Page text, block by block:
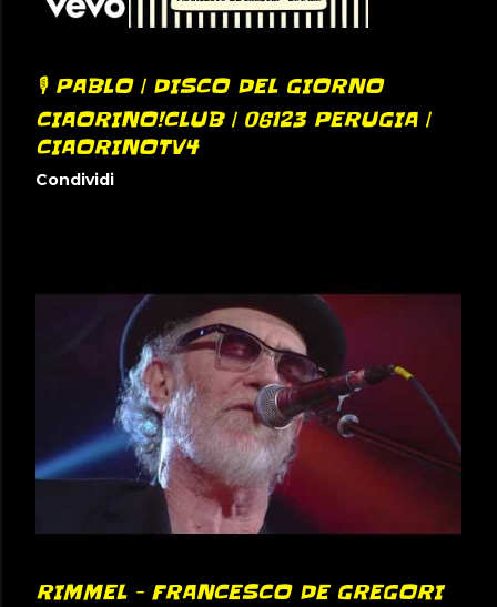
🎙️ PABLO | DISCO DEL GIORNO
CIAORINO!CLUB | 06123 PERUGIA |
CIAORINOTV4
Condividi
RIMMEL - FRANCESCO DE GREGORI